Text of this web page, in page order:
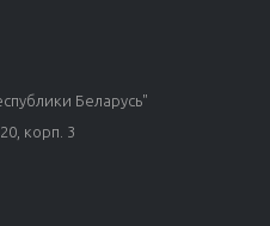
Беларусь"
корп. 3